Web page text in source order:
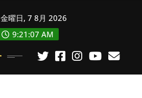
金曜日, 7 8月 2026
9:21:09 AM